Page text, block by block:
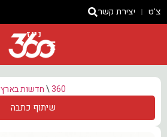
צ'ט יצירת קשר
ניוז
360
\חדשות בארץ
שיתוף כתבה